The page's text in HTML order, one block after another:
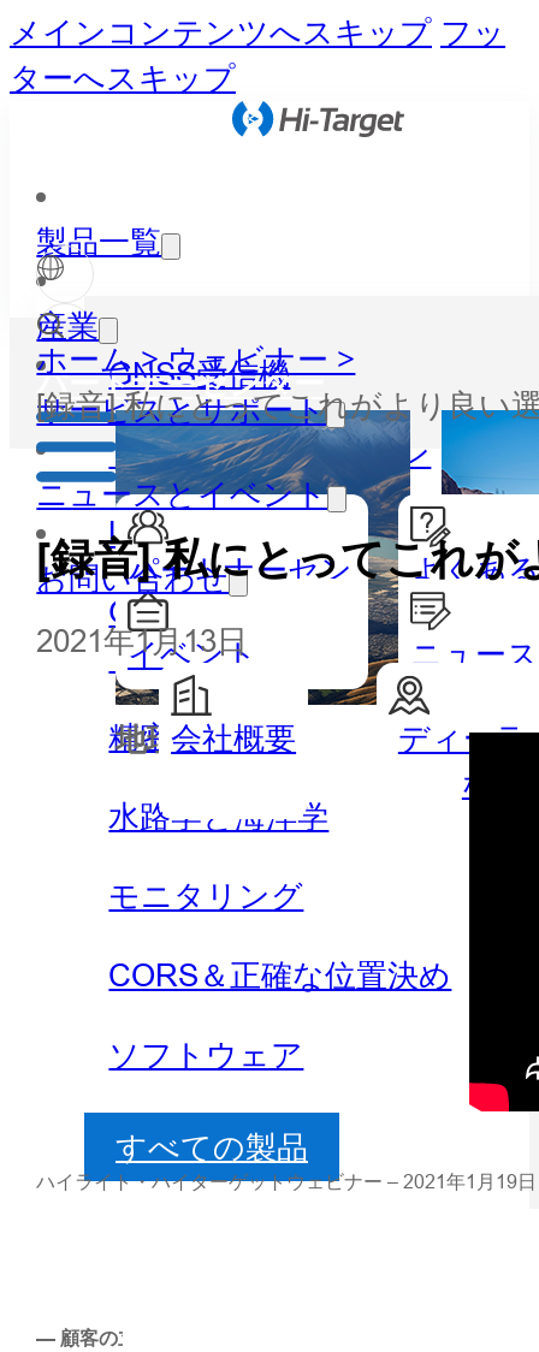
メインコンテンツへスキップ フッ
ターへスキップ
製品一覧
GNSS受信機
トータルステーション
LiDAR
GISハンドヘルドとタブレッ
ト
精密農業
水路学と海洋学
モニタリング
CORS＆正確な位置決め
ソフトウェア
すべての製品
産業
地理空間 水路
サービスとサポート
パートナーセン
ター
よくあ
ニュースとイベント
イベント ニュース
お問い合わせ
会社概要
ディーラ
なる
パートナーセンター
ホーム >ウェビナー >
[録音] 私にとってこれがより良い
[録音] 私にとってこれ
2021年1月13日
ハイライト・ハイターゲットウェビナー – 2021年1月19日
— 顧客の立場に立って考える